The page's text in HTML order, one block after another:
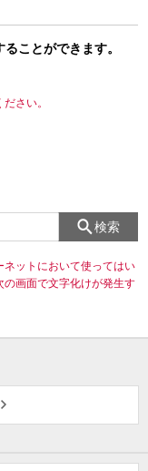
ことができます。
さい。
検索
ネットにおいて使ってはい
画面で文字化けが発生す